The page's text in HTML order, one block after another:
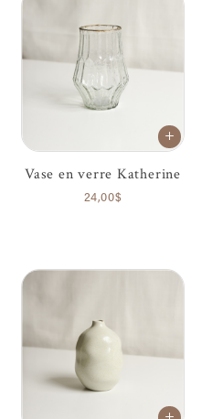
Vase en verre Katherine
24,00$